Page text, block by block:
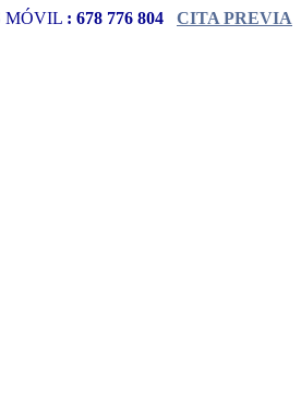
MÓVIL : 678 776 804 CITA PREVIA